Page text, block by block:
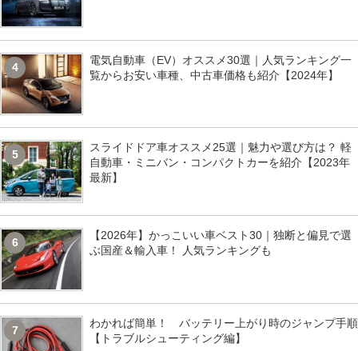
4
電気自動車（EV）オススメ30選｜人気ランキング一
覧からお安い車種、中古車価格も紹介【2024年】
5
スライドドア車オススメ25選｜魅力や選び方は？ 軽
自動車・ミニバン・コンパクトカーを紹介【2023年
最新】
6
【2026年】かっこいい車ベスト30｜独断と偏見で選
ぶ国産＆輸入車！ 人気ランキングも
7
わかれば簡単！ バッテリー上がり時のジャンプ手順
【トラブルシューティング編】